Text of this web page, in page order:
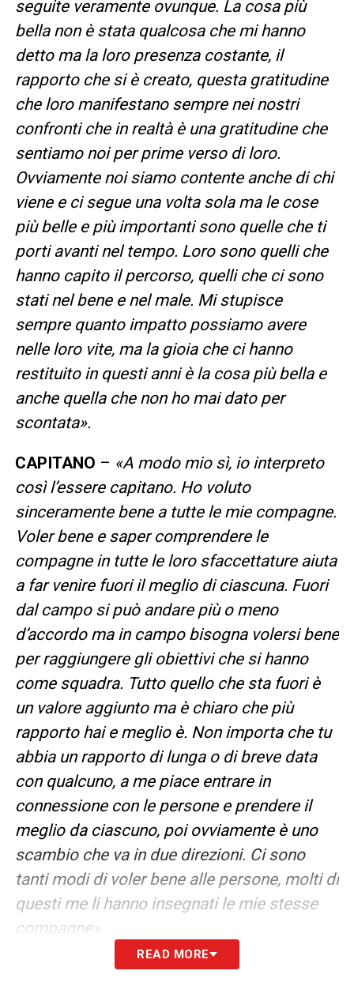
seguite veramente ovunque. La cosa più
bella non è stata qualcosa che mi hanno
detto ma la loro presenza costante, il
rapporto che si è creato, questa gratitudine
che loro manifestano sempre nei nostri
confronti che in realtà è una gratitudine che
sentiamo noi per prime verso di loro.
Ovviamente noi siamo contente anche di chi
viene e ci segue una volta sola ma le cose
più belle e più importanti sono quelle che ti
porti avanti nel tempo. Loro sono quelli che
hanno capito il percorso, quelli che ci sono
stati nel bene e nel male. Mi stupisce
sempre quanto impatto possiamo avere
nelle loro vite, ma la gioia che ci hanno
restituito in questi anni è la cosa più bella e
anche quella che non ho mai dato per
scontata».
CAPITANO – «A modo mio sì, io interpreto
così l’essere capitano. Ho voluto
sinceramente bene a tutte le mie compagne.
Voler bene e saper comprendere le
compagne in tutte le loro sfaccettature aiuta
a far venire fuori il meglio di ciascuna. Fuori
dal campo si può andare più o meno
d’accordo ma in campo bisogna volersi bene
per raggiungere gli obiettivi che si hanno
come squadra. Tutto quello che sta fuori è
un valore aggiunto ma è chiaro che più
rapporto hai e meglio è. Non importa che tu
abbia un rapporto di lunga o di breve data
con qualcuno, a me piace entrare in
connessione con le persone e prendere il
meglio da ciascuno, poi ovviamente è uno
scambio che va in due direzioni. Ci sono
tanti modi di voler bene alle persone, molti di
questi me li hanno insegnati le mie stesse
compagne».
MOMENTO DI CUI SEI ORGOGLIOSA
READ MORE